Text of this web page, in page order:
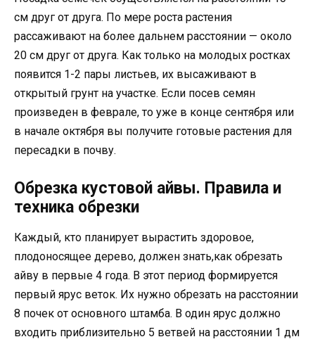
см друг от друга. По мере роста растения
рассаживают на более дальнем расстоянии — около
20 см друг от друга. Как только на молодых ростках
появится 1-2 пары листьев, их высаживают в
открытый грунт на участке. Если посев семян
произведен в феврале, то уже в конце сентября или
в начале октября вы получите готовые растения для
пересадки в почву.
Обрезка кустовой айвы. Правила и
техника обрезки
Каждый, кто планирует вырастить здоровое,
плодоносящее дерево, должен знать,как обрезать
айву в первые 4 года. В этот период формируется
первый ярус веток. Их нужно обрезать на расстоянии
8 почек от основного штамба. В один ярус должно
входить приблизительно 5 ветвей на расстоянии 1 дм